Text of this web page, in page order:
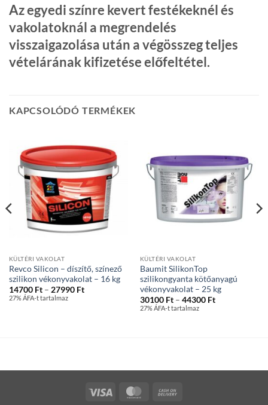
Az egyedi színre kevert festékeknél és
vakolatoknál a megrendelés
visszaigazolása után a végösszeg teljes
vételárának kifizetése előfeltétel.
KAPCSOLÓDÓ TERMÉKEK
KÜLTÉRI VAKOLAT
Revco Silicon – díszítő, színező
szilikon vékonyvakolat – 16 kg
14700 Ft – 27990 FtÁrtartomány:
27% ÁFA-t tartalmaz
KÜLTÉRI VAKOLAT
Baumit SilikonTop
szilikongyanta kötőanyagú
vékonyvakolat – 25 kg
30100 Ft – 44300 FtÁrtartomány:
27% ÁFA-t tartalmaz
Visa MasterCard